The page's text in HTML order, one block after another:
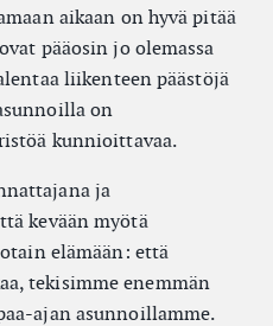
aikaan on hyvä pitää
pääosin jo olemassa
liikenteen päästöjä
on
kunnioittavaa.
ja
kevään myötä
elämään: että
tekisimme enemmän
ajan asunnoillamme.